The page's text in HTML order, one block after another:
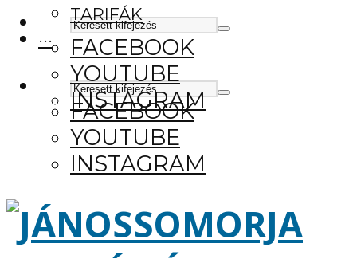
FACEBOOK
YOUTUBE
INSTAGRAM
TARIFÁK
···
FACEBOOK
YOUTUBE
INSTAGRAM